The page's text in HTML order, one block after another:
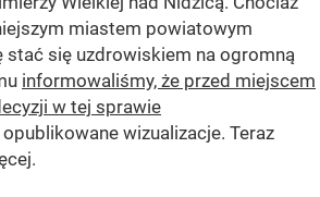
miastem powiatowym
stać się uzdrowiskiem na ogromną
informowaliśmy, że przed miejscem
w tej sprawie
wizualizacje. Teraz